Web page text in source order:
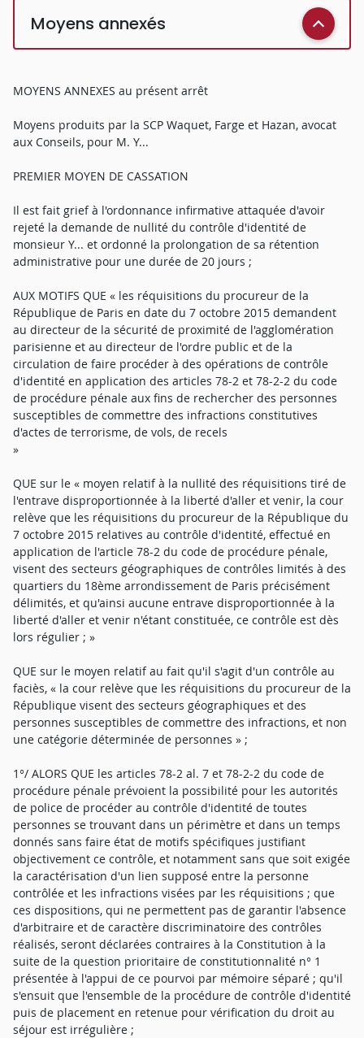
Moyens annexés
MOYENS ANNEXES au présent arrêt
Moyens produits par la SCP Waquet, Farge et Hazan, avocat
aux Conseils, pour M. Y...
PREMIER MOYEN DE CASSATION
Il est fait grief à l'ordonnance infirmative attaquée d'avoir
rejeté la demande de nullité du contrôle d'identité de
monsieur Y... et ordonné la prolongation de sa rétention
administrative pour une durée de 20 jours ;
AUX MOTIFS QUE « les réquisitions du procureur de la
République de Paris en date du 7 octobre 2015 demandent
au directeur de la sécurité de proximité de l'agglomération
parisienne et au directeur de l'ordre public et de la
circulation de faire procéder à des opérations de contrôle
d'identité en application des articles 78-2 et 78-2-2 du code
de procédure pénale aux fins de rechercher des personnes
susceptibles de commettre des infractions constitutives
d'actes de terrorisme, de vols, de recels
»
QUE sur le « moyen relatif à la nullité des réquisitions tiré de
l'entrave disproportionnée à la liberté d'aller et venir, la cour
relève que les réquisitions du procureur de la République du
7 octobre 2015 relatives au contrôle d'identité, effectué en
application de l'article 78-2 du code de procédure pénale,
visent des secteurs géographiques de contrôles limités à des
quartiers du 18ème arrondissement de Paris précisément
délimités, et qu'ainsi aucune entrave disproportionnée à la
liberté d'aller et venir n'étant constituée, ce contrôle est dès
lors régulier ; »
QUE sur le moyen relatif au fait qu'il s'agit d'un contrôle au
faciès, « la cour relève que les réquisitions du procureur de la
République visent des secteurs géographiques et des
personnes susceptibles de commettre des infractions, et non
une catégorie déterminée de personnes » ;
1°/ ALORS QUE les articles 78-2 al. 7 et 78-2-2 du code de
procédure pénale prévoient la possibilité pour les autorités
de police de procéder au contrôle d'identité de toutes
personnes se trouvant dans un périmètre et dans un temps
donnés sans faire état de motifs spécifiques justifiant
objectivement ce contrôle, et notamment sans que soit exigée
la caractérisation d'un lien supposé entre la personne
contrôlée et les infractions visées par les réquisitions ; que
ces dispositions, qui ne permettent pas de garantir l'absence
d'arbitraire et de caractère discriminatoire des contrôles
réalisés, seront déclarées contraires à la Constitution à la
suite de la question prioritaire de constitutionnalité n° 1
présentée à l'appui de ce pourvoi par mémoire séparé ; qu'il
s'ensuit que l'ensemble de la procédure de contrôle d'identité
puis de placement en retenue pour vérification du droit au
séjour est irrégulière ;